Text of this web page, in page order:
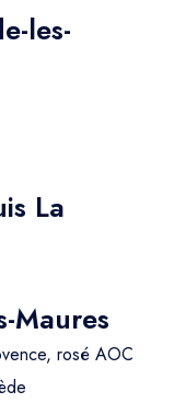
les-
La
Maures
rosé AOC